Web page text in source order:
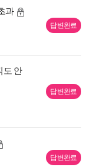
답변완료
과
답변완료
도 안
답변완료